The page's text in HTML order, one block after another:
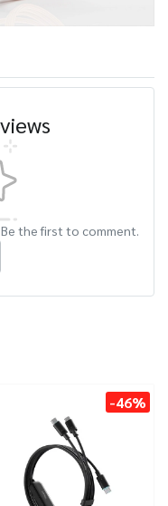
the first to comment.
-46%